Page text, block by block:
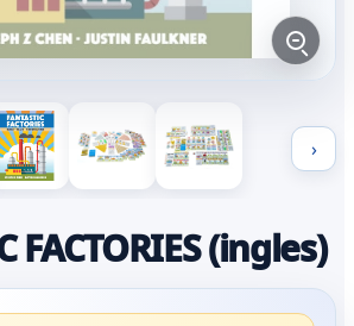
›
FACTORIES (ingles)